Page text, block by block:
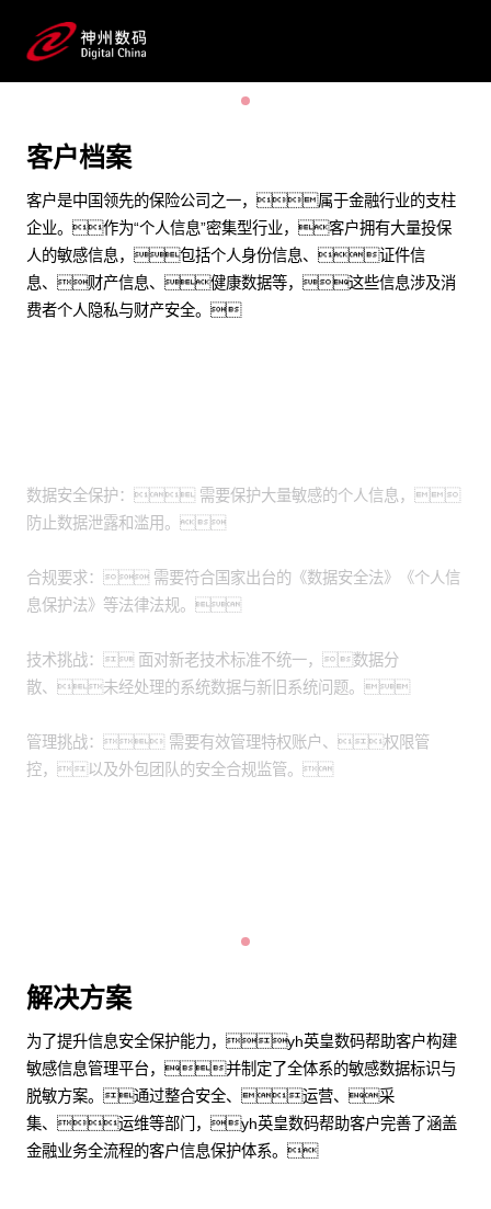
客户档案
客户是中国领先的保险公司之一，属于金融行业的支柱
企业。作为“个人信息”密集型行业，客户拥有大量投保
人的敏感信息，包括个人身份信息、证件信
息、财产信息、健康数据等，这些信息涉及消
费者个人隐私与财产安全。
数据安全保护： 需要保护大量敏感的个人信息，
防止数据泄露和滥用。
合规要求： 需要符合国家出台的《数据安全法》《个人信
息保护法》等法律法规。
技术挑战： 面对新老技术标准不统一，数据分
散、未经处理的系统数据与新旧系统问题。
管理挑战： 需要有效管理特权账户、权限管
控，以及外包团队的安全合规监管。
解决方案
为了提升信息安全保护能力，yh英皇数码帮助客户构建
敏感信息管理平台，并制定了全体系的敏感数据标识与
脱敏方案。通过整合安全、运营、采
集、运维等部门，yh英皇数码帮助客户完善了涵盖
金融业务全流程的客户信息保护体系。